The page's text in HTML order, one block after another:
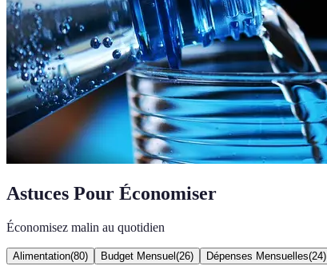
Astuces Pour Économiser
Économisez malin au quotidien
Alimentation(80) Budget Mensuel (26) Dépenses Mensuelles(24)